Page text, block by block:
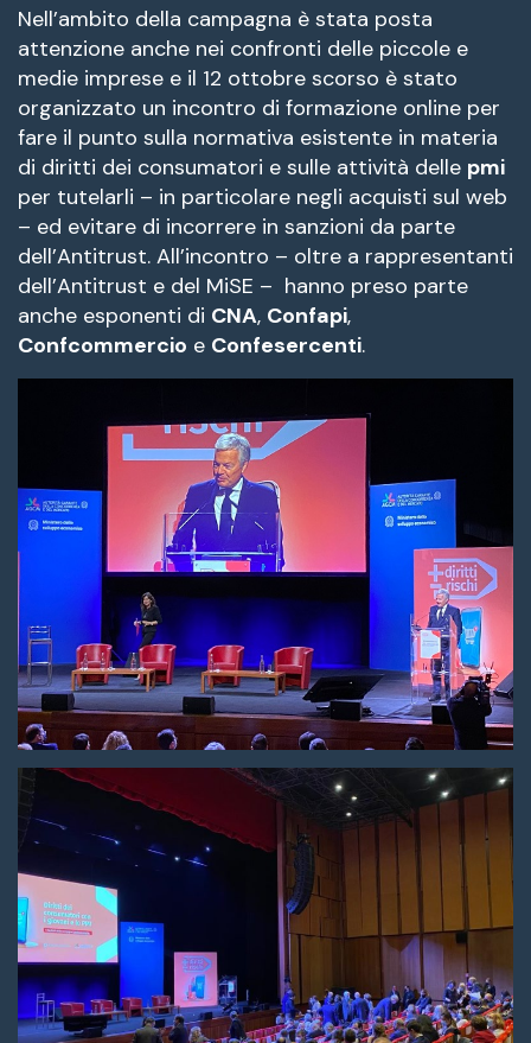
Nell’ambito della campagna è stata posta
attenzione anche nei confronti delle piccole e
medie imprese e il 12 ottobre scorso è stato
organizzato un incontro di formazione online per
fare il punto sulla normativa esistente in materia
di diritti dei consumatori e sulle attività delle pmi
per tutelarli – in particolare negli acquisti sul web
– ed evitare di incorrere in sanzioni da parte
dell’Antitrust. All’incontro – oltre a rappresentanti
dell’Antitrust e del MiSE – hanno preso parte
anche esponenti di CNA, Confapi,
Confcommercio e Confesercenti.